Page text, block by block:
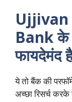
Ujjivan
Bank के
फायदेमंद
ये तो बैंक की
अच्छा रिसर्च करके